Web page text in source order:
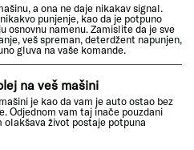
a ona ne daje nikakav signal.
punjenje, kao da je potpuno
osnovnu namenu. Zamislite da je sve
veš spreman, deterdžent napunjen,
gluva na vaše komande.
na veš mašini
je kao da vam je auto ostao bez
Odjednom vam taj inače pouzdani
olakšava život postaje potpuna